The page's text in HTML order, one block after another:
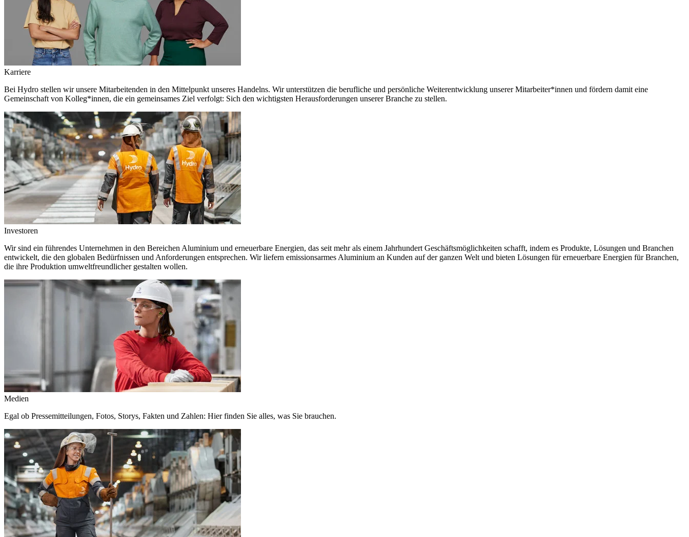
Karriere
Bei Hydro stellen wir unsere Mitarbeitenden in den Mittelpunkt unseres Handelns. Wir unterstützen die berufliche und persönliche Weiterentwicklung unserer Mitarbeiter*innen und fördern damit eine
Gemeinschaft von Kolleg*innen, die ein gemeinsames Ziel verfolgt: Sich den wichtigsten Herausforderungen unserer Branche zu stellen.
Investoren
Wir sind ein führendes Unternehmen in den Bereichen Aluminium und erneuerbare Energien, das seit mehr als einem Jahrhundert Geschäftsmöglichkeiten schafft, indem es Produkte, Lösungen und Branchen
entwickelt, die den globalen Bedürfnissen und Anforderungen entsprechen. Wir liefern emissionsarmes Aluminium an Kunden auf der ganzen Welt und bieten Lösungen für erneuerbare Energien für Branchen,
die ihre Produktion umweltfreundlicher gestalten wollen.
Medien
Egal ob Pressemitteilungen, Fotos, Storys, Fakten und Zahlen: Hier finden Sie alles, was Sie brauchen.